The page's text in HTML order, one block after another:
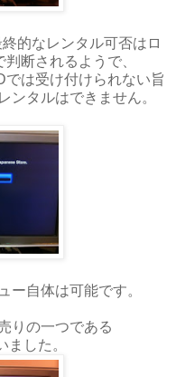
的なレンタル可否はロ
断されるようで、
では受け付けられない旨
ンタルはできません。
ー自体は可能です。
りの一つである
ました。